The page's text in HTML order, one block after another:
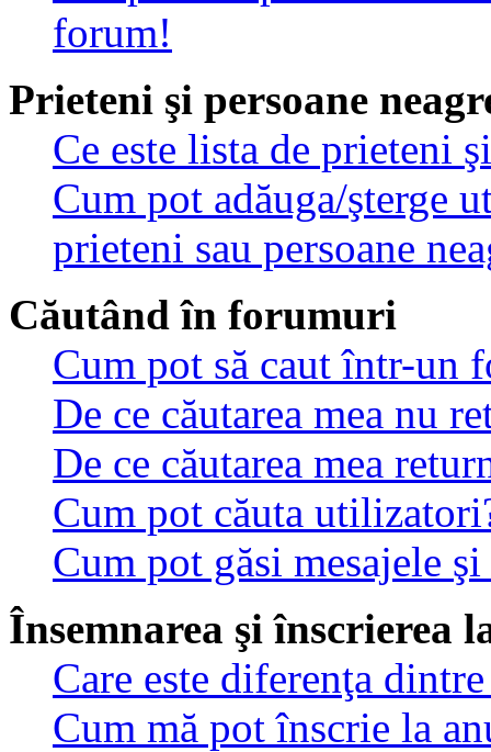
forum!
Prieteni şi persoane
Ce este lista de prieteni
Cum pot adăuga/şterge
prieteni sau persoane
Căutând în forumuri
Cum pot să caut într-un
De ce căutarea mea nu
De ce căutarea mea
Cum pot căuta
Cum pot găsi mesajele
Însemnarea şi înscrierea
Care este diferenţa
Cum mă pot înscrie la